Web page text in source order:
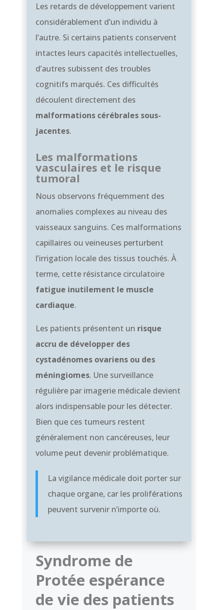
Les retards de développement varient
considérablement d’un individu à
l’autre. Si certains patients conservent
intactes leurs capacités intellectuelles,
d’autres subissent des troubles
cognitifs marqués. Ces difficultés
découlent directement des
malformations cérébrales sous-
jacentes.
Les malformations
vasculaires et le risque
tumoral
Nous observons fréquemment des
anomalies complexes au niveau des
vaisseaux sanguins. Ces malformations
capillaires ou veineuses perturbent
l’irrigation locale des tissus touchés. À
terme, cette résistance circulatoire
fatigue inutilement le muscle
cardiaque.
Les patients présentent un risque
accru de développer des
cystadénomes ovariens ou des
méningiomes. Une surveillance
régulière par imagerie médicale devient
alors indispensable pour les détecter.
Bien que ces tumeurs restent
généralement non cancéreuses, leur
volume peut devenir problématique.
La vigilance médicale doit porter sur
chaque organe, car les proliférations
peuvent survenir n’importe où.
Syndrome de
Protée espérance
de vie des patients